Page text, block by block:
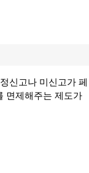
면제해주는 제도가